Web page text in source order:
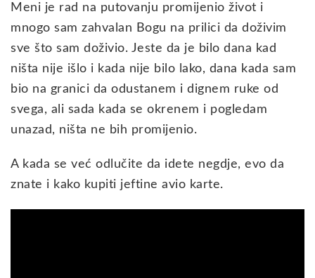
Meni je rad na putovanju promijenio život i
mnogo sam zahvalan Bogu na prilici da doživim
sve što sam doživio. Jeste da je bilo dana kad
ništa nije išlo i kada nije bilo lako, dana kada sam
bio na granici da odustanem i dignem ruke od
svega, ali sada kada se okrenem i pogledam
unazad, ništa ne bih promijenio.
A kada se već odlučite da idete negdje, evo da
znate i kako kupiti jeftine avio karte.